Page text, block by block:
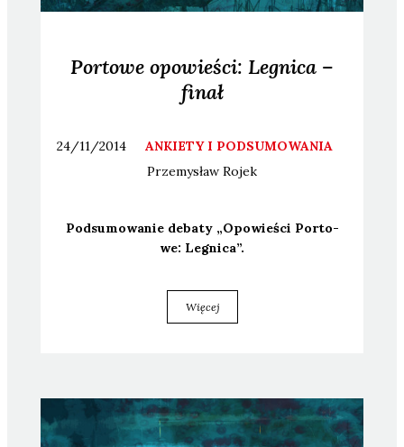
Portowe opowieści: Legnica –
finał
24/11/2014
ANKIETY I PODSUMOWANIA
Przemysław Rojek
Pod­su­mo­wa­nie deba­ty „Opo­wie­ści Por­to­
we: Legni­ca”.
Więcej